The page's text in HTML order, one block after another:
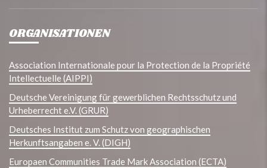
ORGANISATIONEN
Association Internationale pour la Protection de la Propriété
Intellectuelle (AIPPI)
Deutsche Vereinigung für gewerblichen Rechtsschutz und
Urheberrecht e.V. (GRUR)
Deutsches Institut zum Schutz von geographischen
Herkunftsangaben e. V. (DIGH)
Europaen Communities Trade Mark Association (ECTA)